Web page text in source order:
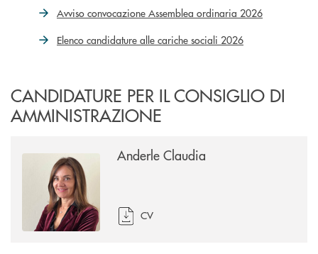
Avviso convocazione Assemblea ordinaria 2026
Elenco candidature alle cariche sociali 2026
CANDIDATURE PER IL CONSIGLIO DI
AMMINISTRAZIONE
Anderle Claudia
CV